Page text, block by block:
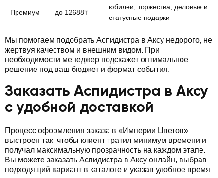
Премиум до 12688₸
юбилеи, торжества, деловые и
статусные подарки
Мы помогаем подобрать Аспидистра в Аксу недорого, не
жертвуя качеством и внешним видом. При
необходимости менеджер подскажет оптимальное
решение под ваш бюджет и формат события.
Заказать Аспидистра в Аксу
с удобной доставкой
Процесс оформления заказа в «Империи Цветов»
выстроен так, чтобы клиент тратил минимум времени и
получал максимальную прозрачность на каждом этапе.
Вы можете заказать Аспидистра в Аксу онлайн, выбрав
подходящий вариант в каталоге и указав удобное время